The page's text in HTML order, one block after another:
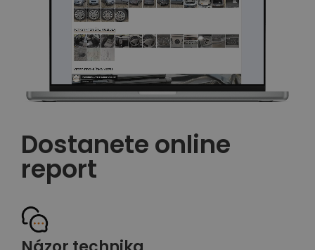
Dostanete online
report